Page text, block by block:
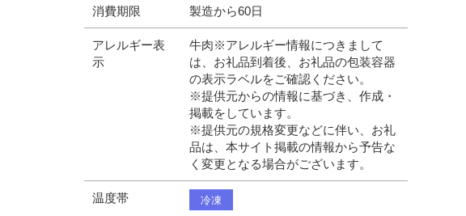
消費期限 製造から60日
アレルギー表
示
牛肉※アレルギー情報につきまして
は、お礼品到着後、お礼品の包装容器
の表示ラベルをご確認ください。
※提供元からの情報に基づき、作成・
掲載をしています。
※提供元の規格変更などに伴い、お礼
品は、本サイト掲載の情報から予告な
く変更となる場合がございます。
温度帯 冷凍